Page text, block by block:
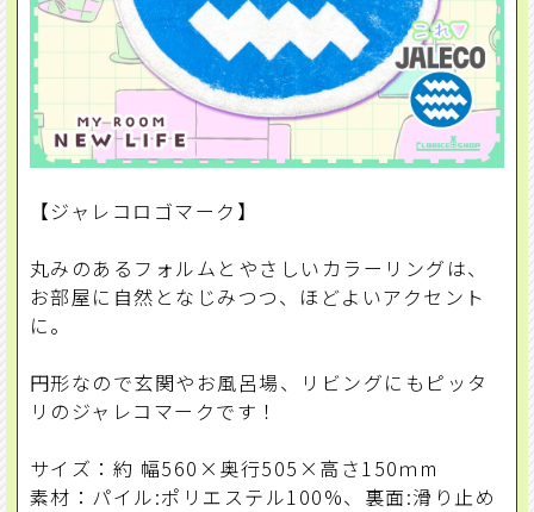
【ジャレコロゴマーク】
丸みのあるフォルムとやさしいカラーリングは、
お部屋に自然となじみつつ、ほどよいアクセント
に。
円形なので玄関やお風呂場、リビングにもピッタ
リのジャレコマークです！
サイズ：約 幅560×奥行505×高さ150ｍm
素材：パイル:ポリエステル100%、裏面:滑り止め